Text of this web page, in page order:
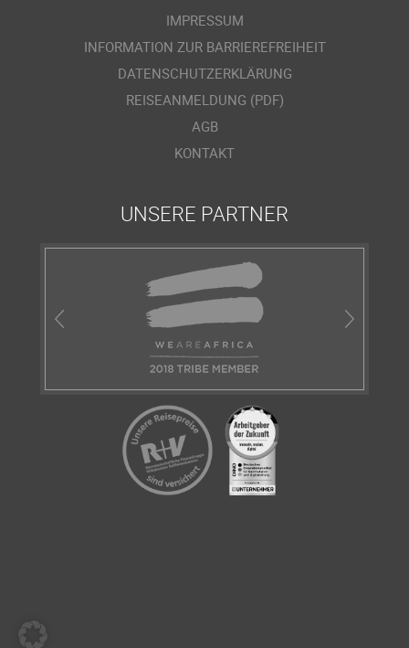
IMPRESSUM
INFORMATION ZUR BARRIEREFREIHEIT
DATENSCHUTZERKLÄRUNG
REISEANMELDUNG (PDF)
AGB
KONTAKT
UNSERE PARTNER